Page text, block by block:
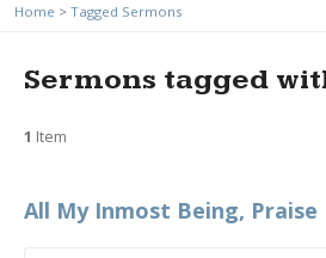
Home > Tagged Sermons
Sermons tagged
1 Item
All My Inmost Being, Praise